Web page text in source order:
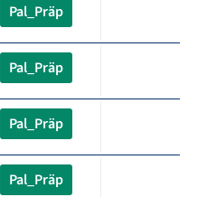
Pal_Präp
Pal_Präp
Pal_Präp
Pal_Präp